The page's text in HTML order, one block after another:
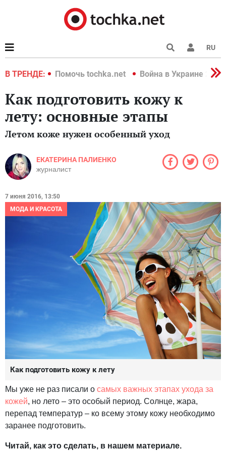
RU
В ТРЕНДЕ:
2022 Помочь tochka.net Война в Украине 2022
Как подготовить кожу к
лету: основные этапы
Летом коже нужен особенный уход
ЕКАТЕРИНА ПАЛИЕНКО
журналист
7 июня 2016, 13:50
МОДА И КРАСОТА
Как подготовить кожу к лету
Мы уже не раз писали о самых важных этапах ухода за
кожей, но лето – это особый период. Солнце, жара,
перепад температур – ко всему этому кожу необходимо
заранее подготовить.
Читай, как это сделать, в нашем материале.